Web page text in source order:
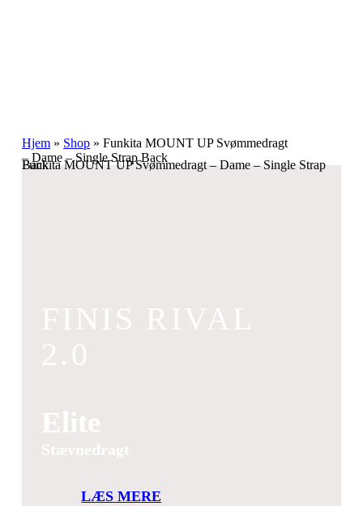
Hjem » Shop »Funkita MOUNT UP Svømmedragt
– Dame – Single Strap Back
Funkita MOUNT UP Svømmedragt – Dame – Single Strap Back
LÆS MERE